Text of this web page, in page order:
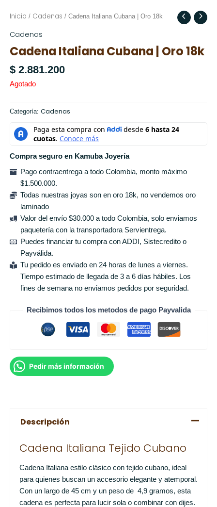
Inicio / Cadenas / Cadena Italiana Cubana | Oro 18k
Cadenas
Cadena Italiana Cubana | Oro 18k
$ 2.881.200
Agotado
Categoría: Cadenas
Compra seguro en Kamuba Joyería
Pago contraentrega a todo Colombia, monto máximo
$1.500.000.
Todas nuestras joyas son en oro 18k, no vendemos oro
laminado
Valor del envío $30.000 a todo Colombia, solo enviamos
paquetería con la transportadora Servientrega.
Puedes financiar tu compra con ADDI, Sistecredito o
Payválida.
Tu pedido es enviado en 24 horas de lunes a viernes.
Tiempo estimado de llegada de 3 a 6 días hábiles. Los
fines de semana no enviamos pedidos por seguridad.
Recibimos todos los metodos de pago Payvalida
Pedir más información
Descripción
Cadena Italiana Tejido Cubano
Cadena Italiana estilo clásico con tejido cubano, ideal
para quienes buscan un accesorio elegante y atemporal.
Con un largo de 45 cm y un peso de 4,9 gramos, esta
cadena es perfecta para lucir sola o combinar con dijes.